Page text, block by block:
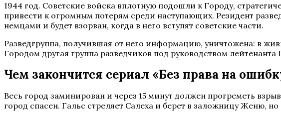
1944 год. Советские войска вплотную подошли к Городу,
привести к огромным потерям среди наступающих. Резидент
немцами и будет взорван, когда в него вступят советские части.
Разведгруппа, получившая от него информацию, уничтожена: в
Городом другая группа разведчиков под руководством
Чем закончится сериал «Без права на
Весь город заминирован и через 15 минут должен прогреметь
город спасен. Гальс стреляет Салеха и берет в заложницу Женю,